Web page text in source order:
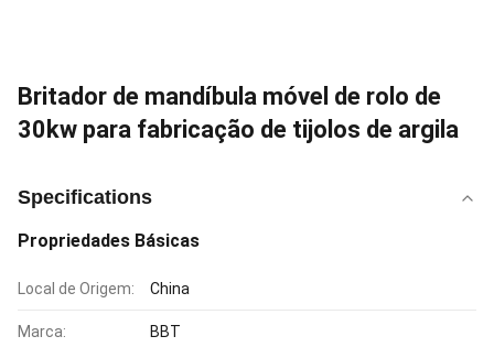
Britador de mandíbula móvel de rolo de
30kw para fabricação de tijolos de argila
Specifications
Propriedades Básicas
Local de Origem: China
Marca: BBT